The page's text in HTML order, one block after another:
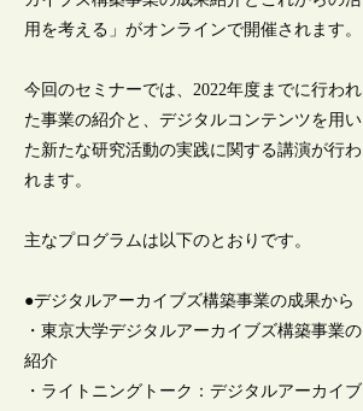
用を考える」がオンラインで開催されます。
今回のセミナーでは、2022年度までに行われ
た事業の紹介と、デジタルコンテンツを用い
た新たな研究活動の実践に関する講演が行わ
れます。
主なプログラムは以下のとおりです。
●デジタルアーカイブズ構築事業の成果から
・東京大学デジタルアーカイブズ構築事業の
紹介
・ライトニングトーク：デジタルアーカイブ